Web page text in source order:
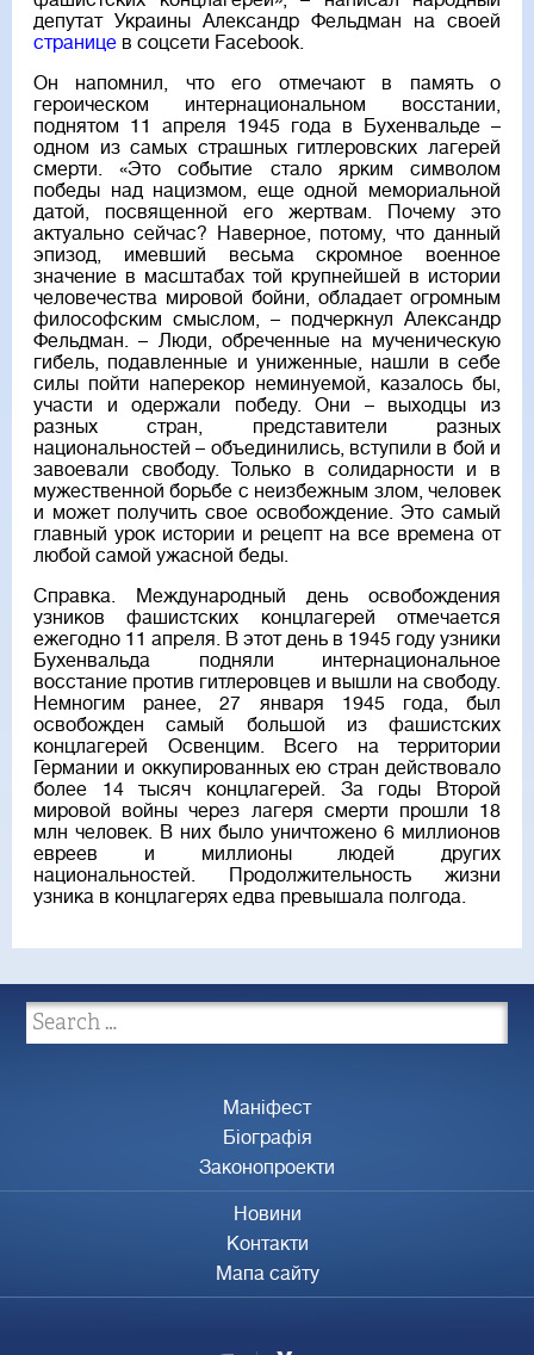
депутат Украины Александр Фельдман на своей
странице в соцсети Facebook.
Он напомнил, что его отмечают в память о
героическом интернациональном восстании,
поднятом 11 апреля 1945 года в Бухенвальде –
одном из самых страшных гитлеровских лагерей
смерти. «Это событие стало ярким символом
победы над нацизмом, еще одной мемориальной
датой, посвященной его жертвам. Почему это
актуально сейчас? Наверное, потому, что данный
эпизод, имевший весьма скромное военное
значение в масштабах той крупнейшей в истории
человечества мировой бойни, обладает огромным
философским смыслом, – подчеркнул Александр
Фельдман. – Люди, обреченные на мученическую
гибель, подавленные и униженные, нашли в себе
силы пойти наперекор неминуемой, казалось бы,
участи и одержали победу. Они – выходцы из
разных стран, представители разных
национальностей – объединились, вступили в бой и
завоевали свободу. Только в солидарности и в
мужественной борьбе с неизбежным злом, человек
и может получить свое освобождение. Это самый
главный урок истории и рецепт на все времена от
любой самой ужасной беды.
Справка. Международный день освобождения
узников фашистских концлагерей отмечается
ежегодно 11 апреля. В этот день в 1945 году узники
Бухенвальда подняли интернациональное
восстание против гитлеровцев и вышли на свободу.
Немногим ранее, 27 января 1945 года, был
освобожден самый большой из фашистских
концлагерей Освенцим. Всего на территории
Германии и оккупированных ею стран действовало
более 14 тысяч концлагерей. За годы Второй
мировой войны через лагеря смерти прошли 18
млн человек. В них было уничтожено 6 миллионов
евреев и миллионы людей других
национальностей. Продолжительность жизни
узника в концлагерях едва превышала полгода.
Маніфест
Біографія
Законопроекти
Новини
Контакти
Мапа сайту